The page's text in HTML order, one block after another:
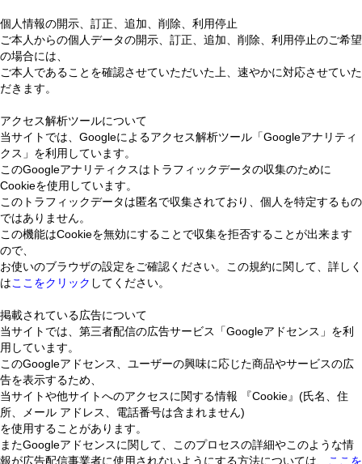
個人情報の開示、訂正、追加、削除、利用停止
ご本人からの個人データの開示、訂正、追加、削除、利用停止のご希望
の場合には、
ご本人であることを確認させていただいた上、速やかに対応させていた
だきます。
アクセス解析ツールについて
当サイトでは、Googleによるアクセス解析ツール「Googleアナリティ
クス」を利用しています。
このGoogleアナリティクスはトラフィックデータの収集のために
Cookieを使用しています。
このトラフィックデータは匿名で収集されており、個人を特定するもの
ではありません。
この機能はCookieを無効にすることで収集を拒否することが出来ます
ので、
お使いのブラウザの設定をご確認ください。この規約に関して、詳しく
はここをクリック してください。
掲載されている広告について
当サイトでは、第三者配信の広告サービス「Googleアドセンス」を利
用しています。
このGoogleアドセンス、ユーザーの興味に応じた商品やサービスの広
告を表示するため、
当サイトや他サイトへのアクセスに関する情報 『Cookie』(氏名、住
所、メール アドレス、電話番号は含まれません)
を使用することがあります。
またGoogleアドセンスに関して、このプロセスの詳細やこのような情
報が広告配信事業者に使用されないようにする方法については、
ここを